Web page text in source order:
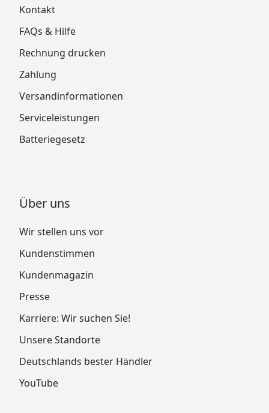
Kontakt
FAQs & Hilfe
Rechnung drucken
Zahlung
Versandinformationen
Serviceleistungen
Batteriegesetz
Über uns
Wir stellen uns vor
Kundenstimmen
Kundenmagazin
Presse
Karriere: Wir suchen Sie!
Unsere Standorte
Deutschlands bester Händler
YouTube